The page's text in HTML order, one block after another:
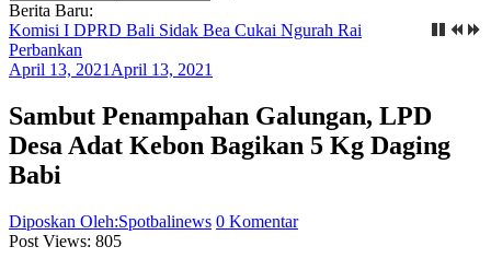
Berita Baru:
Komisi I DPRD Bali Sidak Bea Cukai Ngurah Rai
Perbankan
April 13, 2021April 13, 2021
Sambut Penampahan Galungan, LPD
Desa Adat Kebon Bagikan 5 Kg Daging
Babi
Diposkan Oleh:Spotbalinews 0 Komentar
Post Views: 805